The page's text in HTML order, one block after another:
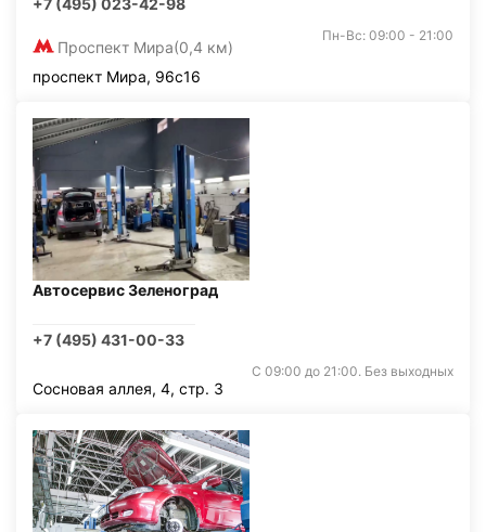
+7 (495) 023-42-98
Проспект Мира(0,4 км)
Пн-Вс: 09:00 - 21:00
проспект Мира, 96с16
Автосервис Зеленоград
+7 (495) 431-00-33
С 09:00 до 21:00. Без выходных
Сосновая аллея, 4, стр. 3